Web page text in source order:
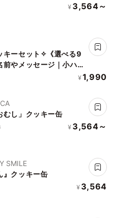
¥ 3,564～
キーセット✧《選べる9
前やメッセージ｜小ハー
¥ 1,990
むし」クッキー缶
¥ 3,564～
SMILE
』クッキー缶
¥ 3,564